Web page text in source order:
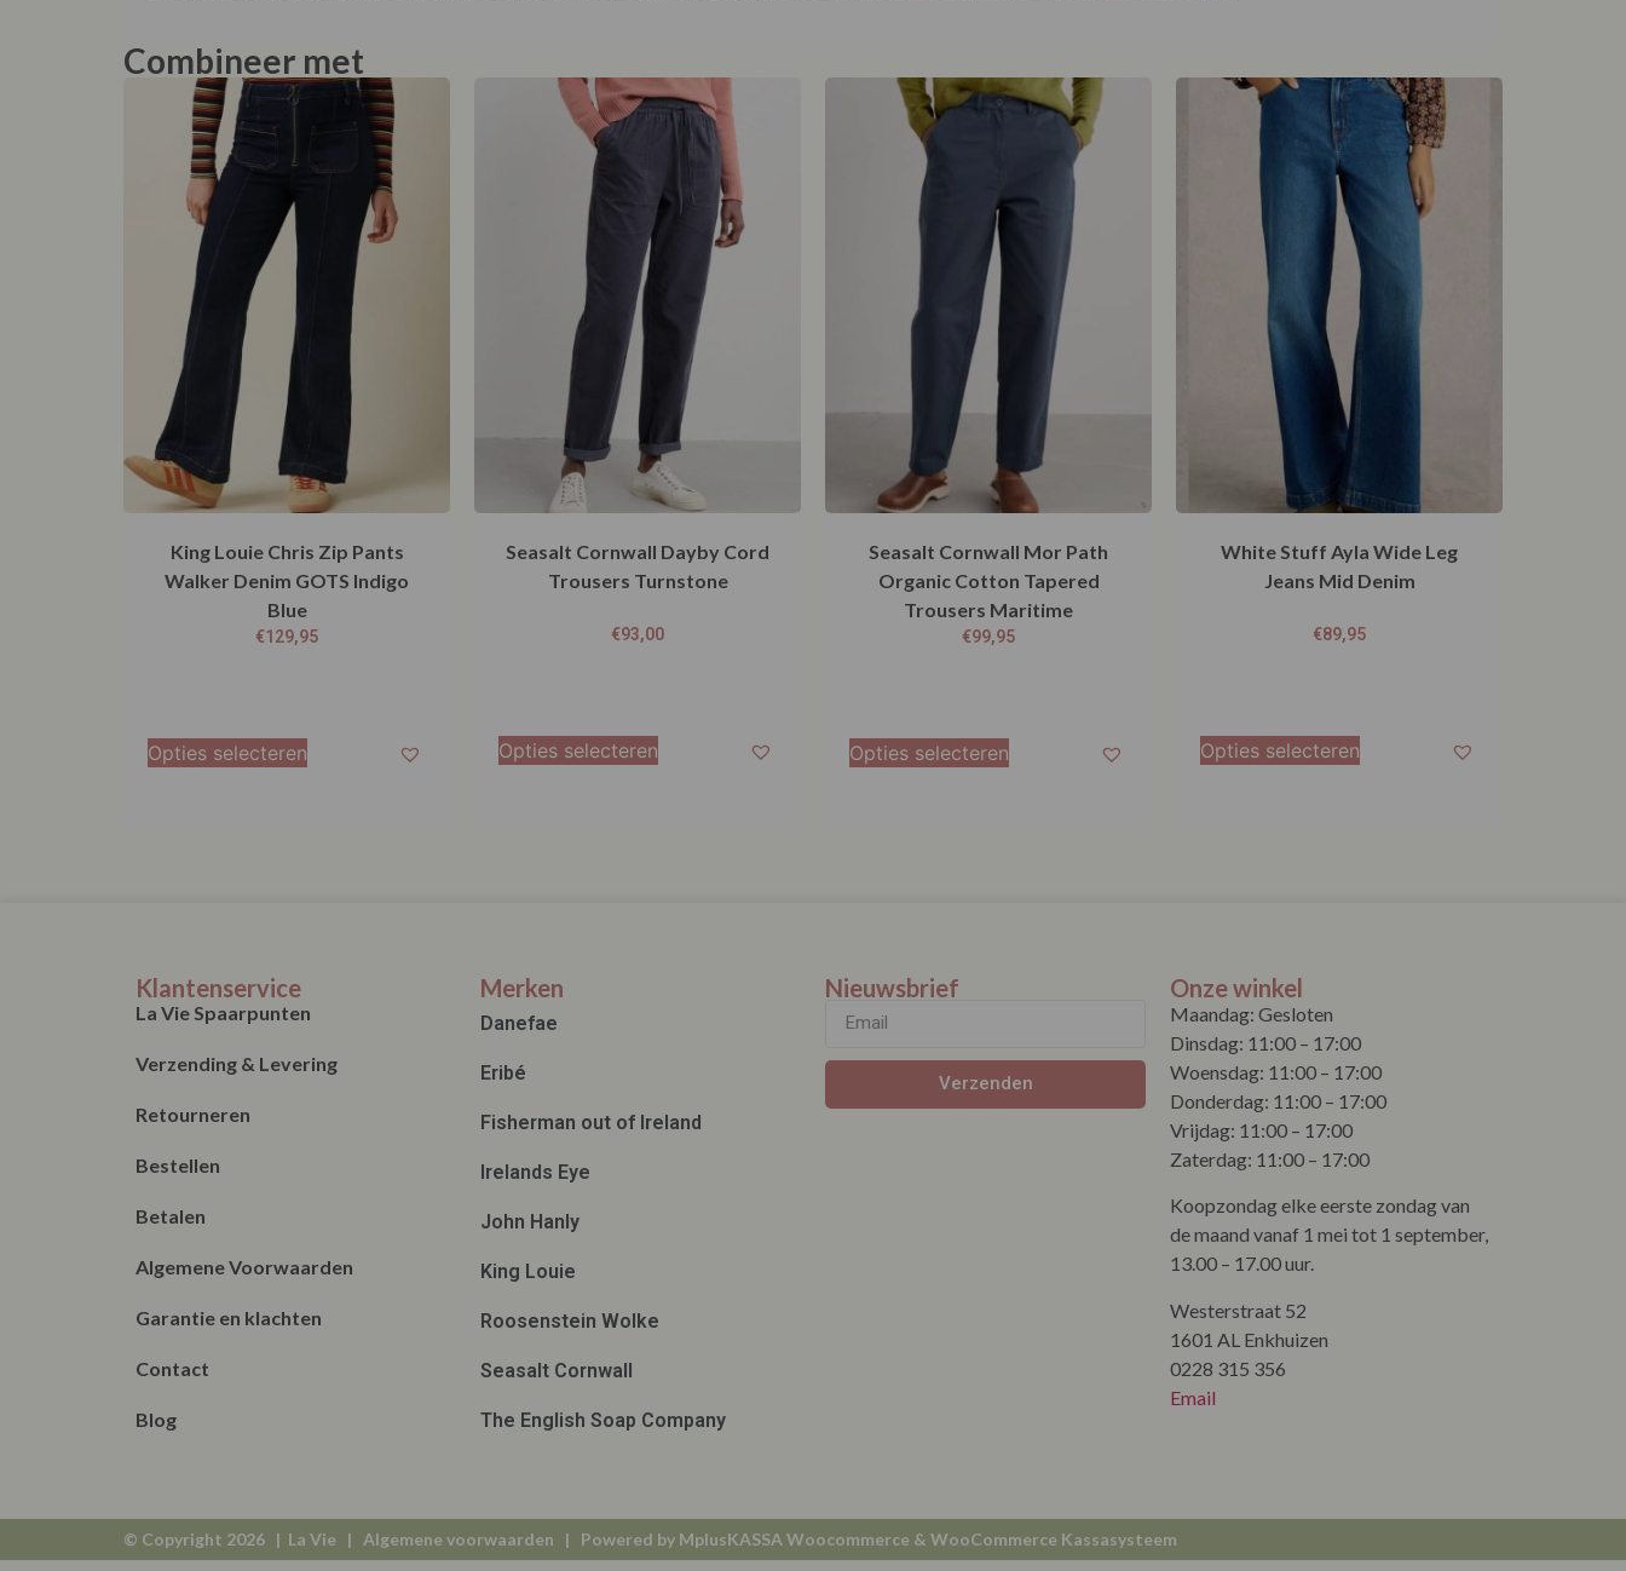
Combineer met
King Louie Chris Zip Pants
Walker Denim GOTS Indigo
Blue
€129,95
Opties selecteren
Seasalt Cornwall Dayby Cord
Trousers Turnstone
€93,00
Opties selecteren
Seasalt Cornwall Mor Path
Organic Cotton Tapered
Trousers Maritime
€99,95
Opties selecteren
White Stuff Ayla Wide Leg
Jeans Mid Denim
€89,95
Opties selecteren
Klantenservice
La Vie Spaarpunten
Verzending & Levering
Retourneren
Bestellen
Betalen
Algemene Voorwaarden
Garantie en klachten
Contact
Blog
Merken
Danefae
Eribé
Fisherman out of Ireland
Irelands Eye
John Hanly
King Louie
Roosenstein Wolke
Seasalt Cornwall
The English Soap Company
Nieuwsbrief
Verzenden
Onze winkel
Maandag: Gesloten
Dinsdag: 11:00 – 17:00
Woensdag: 11:00 – 17:00
Donderdag: 11:00 – 17:00
Vrijdag: 11:00 – 17:00
Zaterdag: 11:00 – 17:00
Koopzondag elke eerste zondag van
de maand vanaf 1 mei tot 1 september,
13.00 – 17.00 uur.
Westerstraat 52
1601 AL Enkhuizen
0228 315 356
Email
© Copyright 2026 | La Vie | Algemene voorwaarden | Powered by MplusKASSA Woocommerce & WooCommerce Kassasysteem